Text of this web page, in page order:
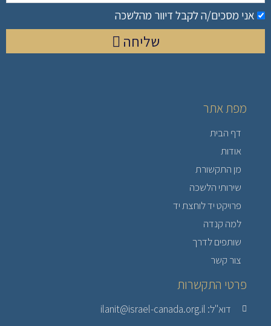
אני מסכים/ה לקבל דיוור מהלשכה
שליחה
מפת אתר
דף הבית
אודות
מן התקשורת
שירותי הלשכה
פרויקט יד לוחצת יד
למה קנדה
שותפים לדרך
צור קשר
פרטי התקשרות
דוא"ל: ilanit@israel-canada.org.il